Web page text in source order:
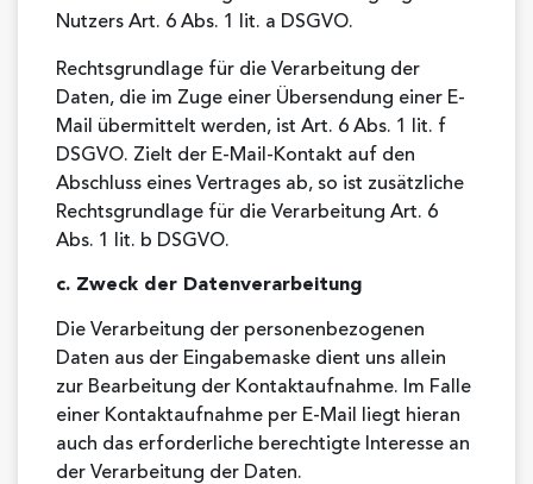
Nutzers Art. 6 Abs. 1 lit. a DSGVO.
Rechtsgrundlage für die Verarbeitung der
Daten, die im Zuge einer Übersendung einer E-
Mail übermittelt werden, ist Art. 6 Abs. 1 lit. f
DSGVO. Zielt der E-Mail-Kontakt auf den
Abschluss eines Vertrages ab, so ist zusätzliche
Rechtsgrundlage für die Verarbeitung Art. 6
Abs. 1 lit. b DSGVO.
c. Zweck der Datenverarbeitung
Die Verarbeitung der personenbezogenen
Daten aus der Eingabemaske dient uns allein
zur Bearbeitung der Kontaktaufnahme. Im Falle
einer Kontaktaufnahme per E-Mail liegt hieran
auch das erforderliche berechtigte Interesse an
der Verarbeitung der Daten.